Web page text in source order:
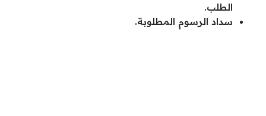
الطلب.
سداد الرسوم المطلوبة.